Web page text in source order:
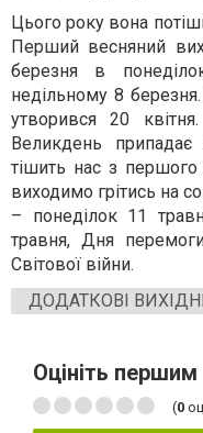
Цього року вона
Перший весняний
березня в
недільному 8
утворився 20
Великдень
тішить нас з
виходимо грітись на
– понеділок 11
травня, Дня
Світової війни.
ДОДАТКОВІ
Оцініть першим
(0